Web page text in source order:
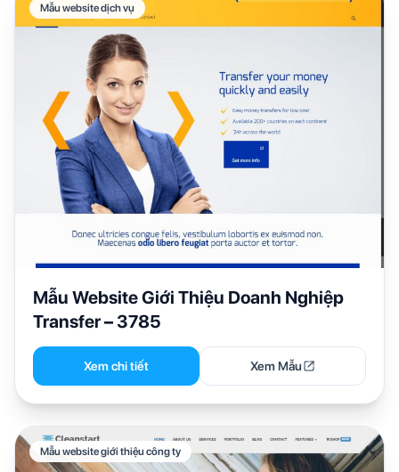
Mẫu website dịch vụ
Mẫu Website Giới Thiệu Doanh Nghiệp
Transfer – 3785
Xem chi tiết Xem Mẫu
Mẫu website giới thiệu công ty